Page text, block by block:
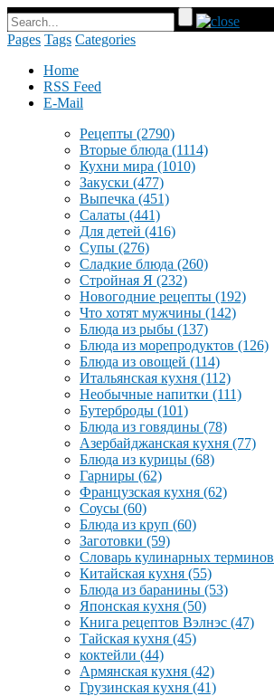
Pages Tags Categories
Home
RSS Feed
E-Mail
Рецепты (2790)
Вторые блюда (1114)
Кухни мира (1010)
Закуски (477)
Выпечка (451)
Салаты (441)
Для детей (416)
Супы (276)
Сладкие блюда (260)
Стройная Я (232)
Новогодние рецепты (192)
Что хотят мужчины (142)
Блюда из рыбы (137)
Блюда из морепродуктов (126)
Блюда из овощей (114)
Итальянская кухня (112)
Необычные напитки (111)
Бутерброды (101)
Блюда из говядины (78)
Азербайджанская кухня (77)
Блюда из курицы (68)
Гарниры (62)
Французская кухня (62)
Соусы (60)
Блюда из круп (60)
Заготовки (59)
Словарь кулинарных терминов
Китайская кухня (55)
Блюда из баранины (53)
Японская кухня (50)
Книга рецептов Вэлнэс (47)
Тайская кухня (45)
коктейли (44)
Армянская кухня (42)
Грузинская кухня (41)